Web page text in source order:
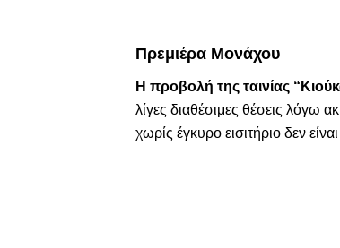
Πρεμιέρα Μονάχου
Η προβολή της ταινίας
λίγες διαθέσιμες θέσεις λόγω
χωρίς έγκυρο εισιτήριο δεν